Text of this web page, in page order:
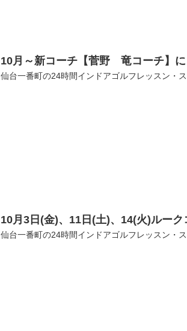
10月～新コーチ【菅野 竜コーチ】に
仙台一番町の24時間インドアゴルフレッスン・
10月3日(金)、11日(土)、14(火)ルー
仙台一番町の24時間インドアゴルフレッスン・